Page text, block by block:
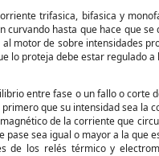
trifasica, bifasica y
curvando hasta que hace que
motor de sobre intensidades
lo proteja debe estar regulado a
entre fase o un fallo o corte
que su intensidad sea la
de la corriente que
pase sea igual o mayor a la
de los relés térmico y